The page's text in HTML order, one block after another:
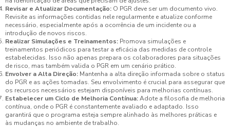
Revisar e Atualizar Documentação: O PGR deve ser um documento vivo.
Revisite as informações contidas nele regularmente e atualize conforme
necessário, especialmente após a ocorrência de um incidente ou a
introdução de novos riscos.
Realizar Simulações e Treinamentos: Promova simulações e
treinamentos periódicos para testar a eficácia das medidas de controle
estabelecidas. Isso não apenas prepara os colaboradores para situações
de risco, mas também valida o PGR em um cenário prático.
Envolver a Alta Direção: Mantenha a alta direção informada sobre o status
do PGR e as ações tomadas. Seu envolvimento é crucial para assegurar que
os recursos necessários estejam disponíveis para melhorias contínuas.
Estabelecer um Ciclo de Melhoria Contínua:Adote a filosofia de melhoria
contínua, onde o PGR é constantemente avaliado e adaptado. Isso
garantirá que o programa esteja sempre alinhado às melhores práticas e
às mudanças no ambiente de trabalho.